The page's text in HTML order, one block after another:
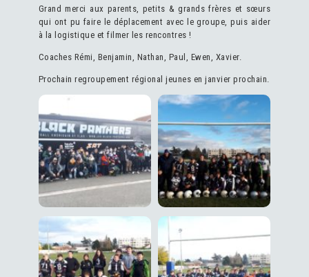
Grand merci aux parents, petits & grands frères et sœurs
qui ont pu faire le déplacement avec le groupe, puis aider
à la logistique et filmer les rencontres !
Coaches Rémi, Benjamin, Nathan, Paul, Ewen, Xavier.
Prochain regroupement régional jeunes en janvier prochain.